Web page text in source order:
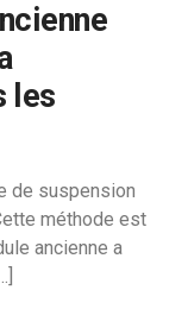
les
de suspension
méthode est
ancienne a